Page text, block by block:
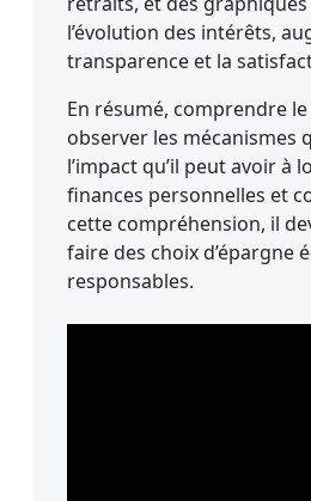
l’évolution des intérêts,
transparence et la
En résumé, comprendre le
observer les mécanismes
l’impact qu’il peut avoir à
finances personnelles et
cette compréhension, il
faire des choix d’épargne
responsables.